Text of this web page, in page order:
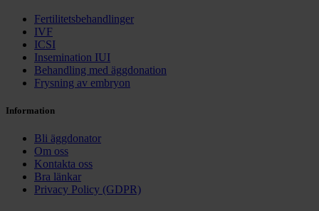
Fertilitetsbehandlinger
IVF
ICSI
Insemination IUI
Behandling med äggdonation
Frysning av embryon
Information
Bli äggdonator
Om oss
Kontakta oss
Bra länkar
Privacy Policy (GDPR)